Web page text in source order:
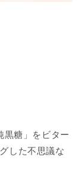
黒糖」をビター
した不思議な